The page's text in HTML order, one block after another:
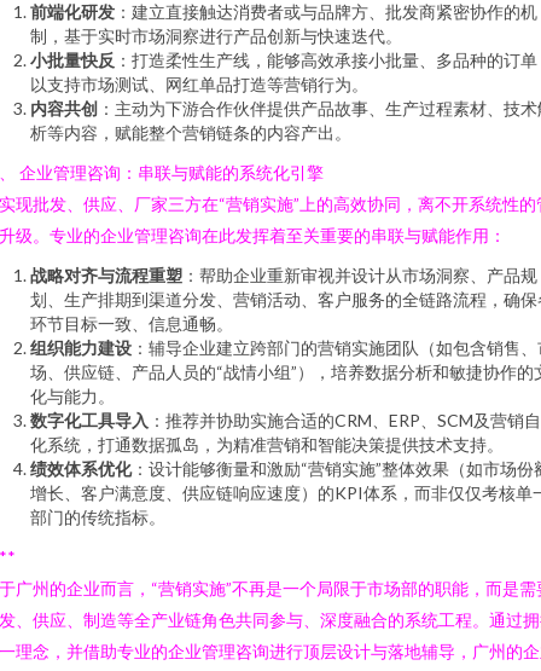
前端化研发 ：建立直接触达消费者或与品牌方、批发商紧密协作的机
制，基于实时市场洞察进行产品创新与快速迭代。
小批量快反 ：打造柔性生产线，能够高效承接小批量、多品种的订单
以支持市场测试、网红单品打造等营销行为。
内容共创 ：主动为下游合作伙伴提供产品故事、生产过程素材、技术
析等内容，赋能整个营销链条的内容产出。
企业管理咨询：串联与赋能的系统化引擎
现批发、供应、厂家三方在“营销实施”上的高效协同，离不开系统性的
级。专业的企业管理咨询在此发挥着至关重要的串联与赋能作用：
战略对齐与流程重塑 ：帮助企业重新审视并设计从市场洞察、产品规
划、生产排期到渠道分发、营销活动、客户服务的全链路流程，确保
环节目标一致、信息通畅。
组织能力建设 ：辅导企业建立跨部门的营销实施团队（如包含销售、
场、供应链、产品人员的“战情小组”），培养数据分析和敏捷协作的
化与能力。
数字化工具导入 ：推荐并协助实施合适的CRM、ERP、SCM及营销
化系统，打通数据孤岛，为精准营销和智能决策提供技术支持。
绩效体系优化：设计能够衡量和激励“营销实施”整体效果（如市场份
增长、客户满意度、供应链响应速度）的KPI体系，而非仅仅考核单
部门的传统指标。
广州的企业而言，“营销实施”不再是一个局限于市场部的职能，而是需
、供应、制造等全产业链角色共同参与、深度融合的系统工程。通过
理念，并借助专业的企业管理咨询进行顶层设计与落地辅导，广州的